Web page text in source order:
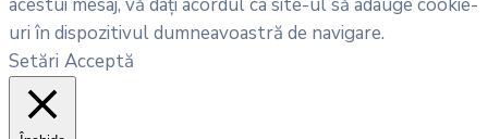
uri în dispozitivul dumneavoastră de navigare.
Setări Acceptă